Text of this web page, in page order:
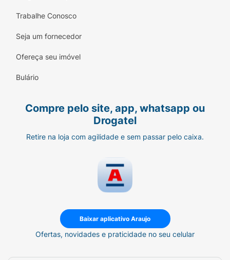
Trabalhe Conosco
Seja um fornecedor
Ofereça seu imóvel
Bulário
Compre pelo site, app, whatsapp ou
Drogatel
Retire na loja com agilidade e sem passar pelo caixa.
Baixar aplicativo Araujo
Ofertas, novidades e praticidade no seu celular